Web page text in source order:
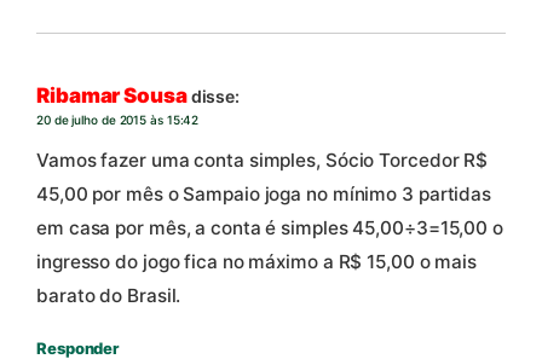
Ribamar Sousadisse:
20 de julho de 2015 às 15:42
Vamos fazer uma conta simples, Sócio Torcedor R$
45,00 por mês o Sampaio joga no mínimo 3 partidas
em casa por mês, a conta é simples 45,00÷3=15,00 o
ingresso do jogo fica no máximo a R$ 15,00 o mais
barato do Brasil.
Responder